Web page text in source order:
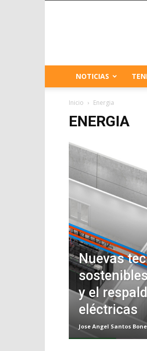
NOTICIAS
Inicio Energia
ENERGIA
Nuevas
y el
eléctricas
Jose Angel Santos